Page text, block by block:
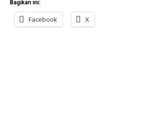
Bagikan ini:
Facebook X